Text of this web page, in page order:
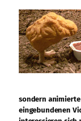
sondern
eingebundenen